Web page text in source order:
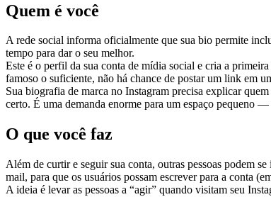
Quem é você
A rede social informa oficialmente que sua bio permite
tempo para dar o seu melhor.
Este é o perfil da sua conta de mídia social e cria a
famoso o suficiente, não há chance de postar um link em
Sua biografia de marca no Instagram precisa explicar
certo. É uma demanda enorme para um espaço pequeno
O que você faz
Além de curtir e seguir sua conta, outras pessoas podem
mail, para que os usuários possam escrever para a conta
A ideia é levar as pessoas a “agir” quando visitam seu